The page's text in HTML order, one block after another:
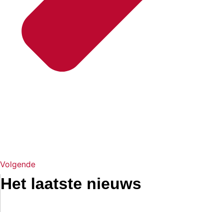
Volgende
Het laatste nieuws